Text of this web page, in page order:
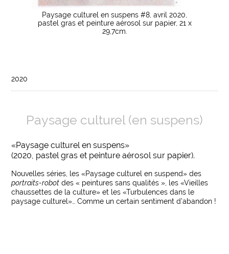
Paysage culturel en suspens #8, avril 2020,
pastel gras et peinture aérosol sur papier, 21 x
29,7cm.
2020
Paysage culturel (en suspens)
«Paysage culturel en suspens»
(2020, pastel gras et peinture aérosol sur papier).
Nouvelles séries, les «Paysage culturel en suspend» des
portraits-robot des « peintures sans qualités », les «Vieilles
chaussettes de la culture» et les «Turbulences dans le
paysage culturel»… Comme un certain sentiment d’abandon !